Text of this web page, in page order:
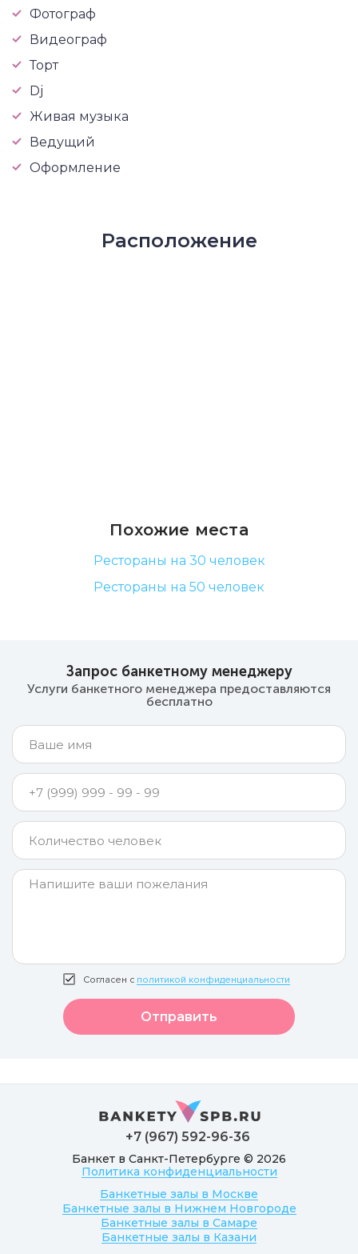
Фотограф
Видеограф
Торт
Dj
Живая музыка
Ведущий
Оформление
Расположение
Похожие места
Рестораны на 30 человек
Рестораны на 50 человек
Запрос банкетному менеджеру
Услуги банкетного менеджера предоставляются
бесплатно
Согласен с политикой конфиденциальности
Отправить
Банкет в Санкт-Петербурге © 2026
Политика конфиденциальности
Банкетные залы в Москве
Банкетные залы в Нижнем Новгороде
Банкетные залы в Самаре
Банкетные залы в Казани
+7 (967) 592-96-36